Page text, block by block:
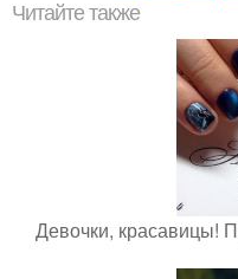
Читайте также
Девочки, красавицы!